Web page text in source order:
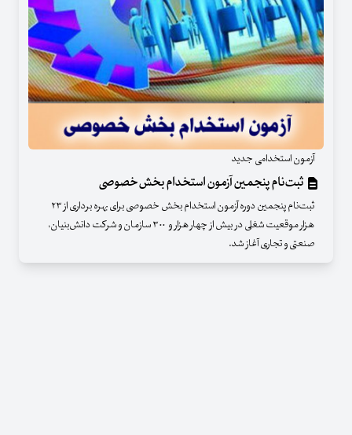
آزمون استخدامی جدید
ثبت‌نام پنجمین آزمون استخدام بخش‌خصوصی
ثبت‌نام پنجمین دوره آزمون استخدام بخش خصوصی برای بهره برداری از ۲۳
هزار موقعیت شغلی در بیش از چهار هزار و ۳۰۰ سازمان و شرکت دانش‌بنیان،
صنعتی و تجاری آغاز شد.